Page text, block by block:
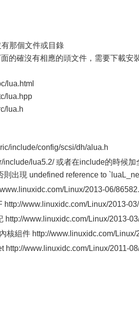
那個文件或目錄
的確沒有相應的頭文件，需要下載安
lua.html
lua.hpp
lua.h
include/config/scsi/dh/alua.h
include/lua5.2/ 或者在include的時候
出現 undefined reference to
Linux/2013-06/
http://www.linuxidc.com/Linux/2013-
http://www.linuxidc.com/Linux/2013-
核組件 http://www.linuxidc.com/
http://www.linuxidc.com/Linux/2011-